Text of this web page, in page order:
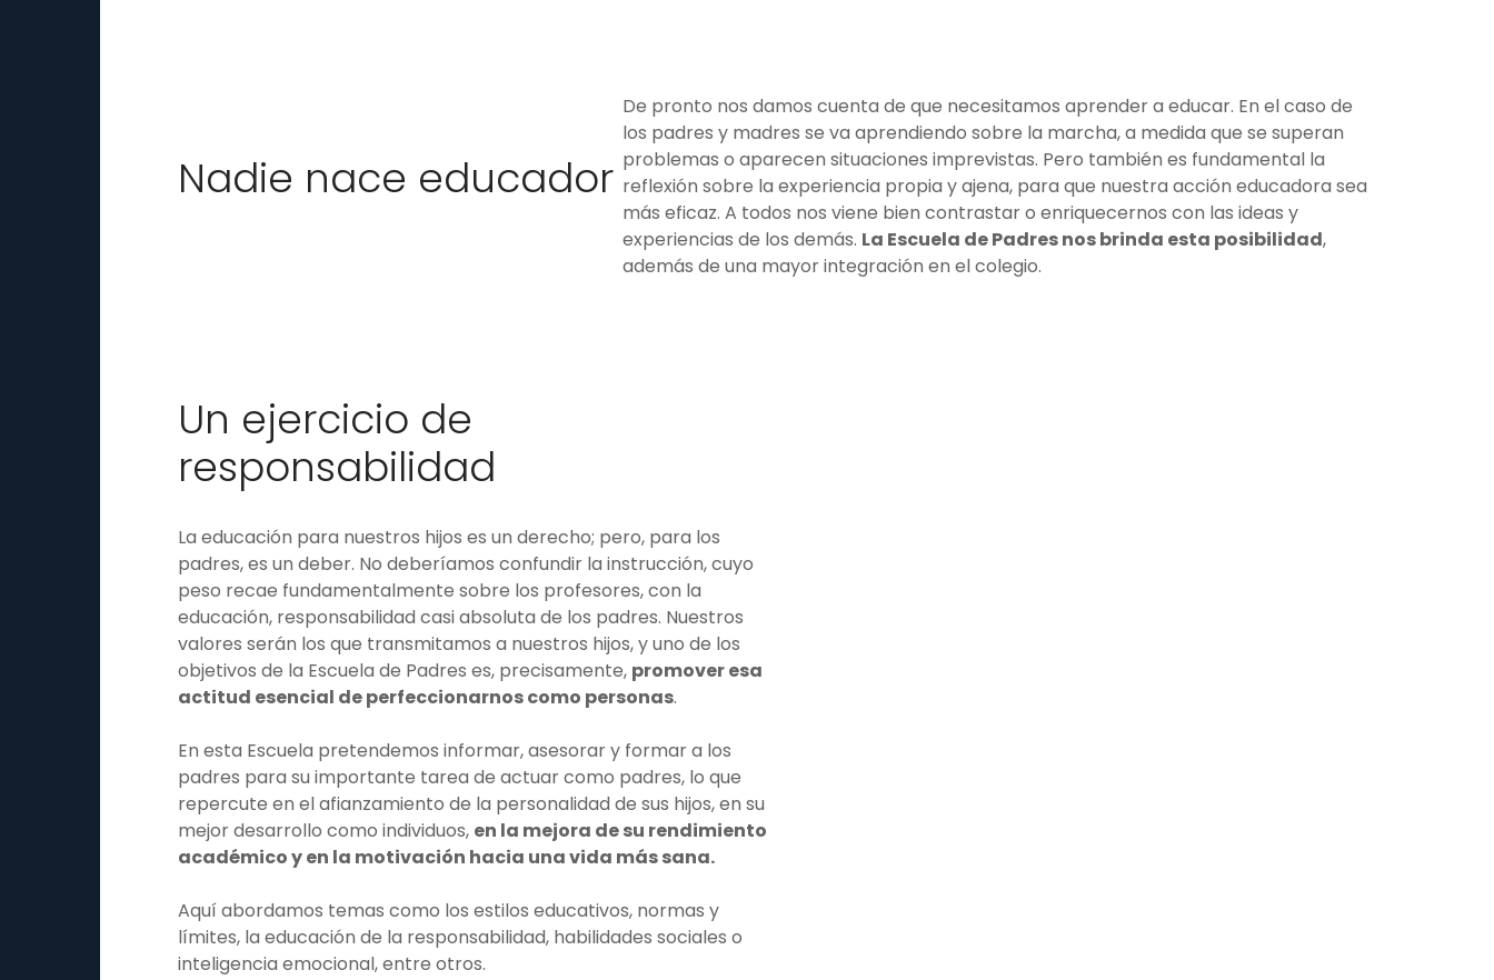
Nadie nace educador
De pronto nos damos cuenta de que necesitamos aprender a educar. En el caso de
los padres y madres se va aprendiendo sobre la marcha, a medida que se superan
problemas o aparecen situaciones imprevistas. Pero también es fundamental la
reflexión sobre la experiencia propia y ajena, para que nuestra acción educadora sea
más eficaz. A todos nos viene bien contrastar o enriquecernos con las ideas y
experiencias de los demás. La Escuela de Padres nos brinda esta posibilidad,
además de una mayor integración en el colegio.
Un ejercicio de
responsabilidad
La educación para nuestros hijos es un derecho; pero, para los
padres, es un deber. No deberíamos confundir la instrucción, cuyo
peso recae fundamentalmente sobre los profesores, con la
educación, responsabilidad casi absoluta de los padres. Nuestros
valores serán los que transmitamos a nuestros hijos, y uno de los
objetivos de la Escuela de Padres es, precisamente, promover esa
actitud esencial de perfeccionarnos como personas.
En esta Escuela pretendemos informar, asesorar y formar a los
padres para su importante tarea de actuar como padres, lo que
repercute en el afianzamiento de la personalidad de sus hijos, en su
mejor desarrollo como individuos, en la mejora de su rendimiento
académico y en la motivación hacia una vida más sana.
Aquí abordamos temas como los estilos educativos, normas y
límites, la educación de la responsabilidad, habilidades sociales o
inteligencia emocional, entre otros.